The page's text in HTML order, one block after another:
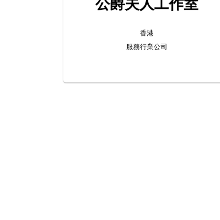
公爵夫人工作室
香港
服務行業公司